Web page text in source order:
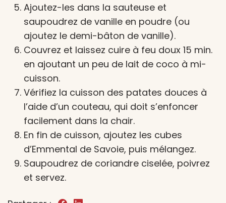
Ajoutez-les dans la sauteuse et
saupoudrez de vanille en poudre (ou
ajoutez le demi-bâton de vanille).
Couvrez et laissez cuire à feu doux 15 min.
en ajoutant un peu de lait de coco à mi-
cuisson.
Vérifiez la cuisson des patates douces à
l’aide d’un couteau, qui doit s’enfoncer
facilement dans la chair.
En fin de cuisson, ajoutez les cubes
d’Emmental de Savoie, puis mélangez.
Saupoudrez de coriandre ciselée, poivrez
et servez.